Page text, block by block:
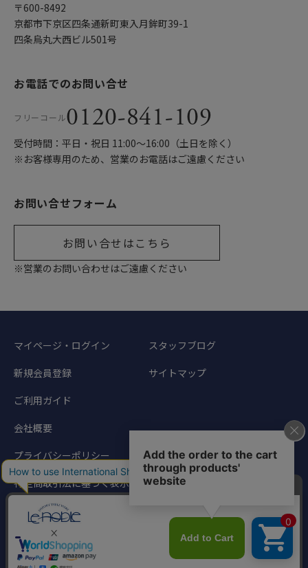
〒600-8492
京都市下京区四条通新町東入月鉾町39-1
四条烏丸大西ビル501号
お電話でのお問い合せ
フリーコール0120-841-109
受付時間：平日・祝日 11:00〜16:00（土日を除く）
※お客様専用のため、営業のお電話はご遠慮ください
お問い合せフォーム
お問い合せはこちら
※営業のお問い合わせはご遠慮ください
マイページ・ログイン
新規会員登録
ご利用ガイド
会社概要
プライバシーポリシー
特定商取引法に基づく表示
スタッフブログ
サイトマップ